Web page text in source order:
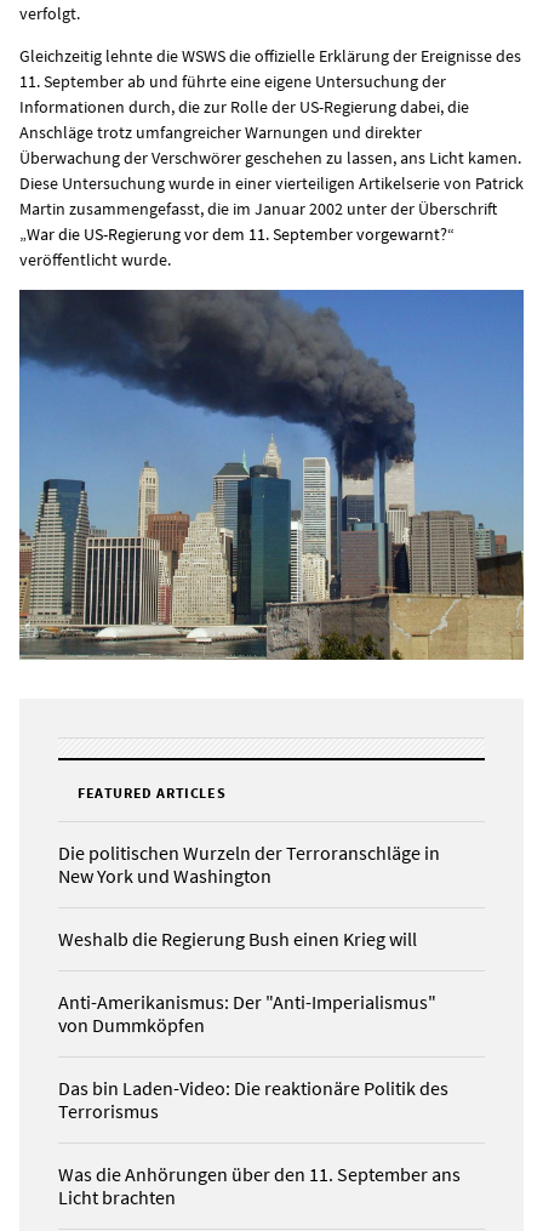
verfolgt.
Gleichzeitig lehnte die WSWS die offizielle Erklärung der Ereignisse des
11. September ab und führte eine eigene Untersuchung der
Informationen durch, die zur Rolle der US-Regierung dabei, die
Anschläge trotz umfangreicher Warnungen und direkter
Überwachung der Verschwörer geschehen zu lassen, ans Licht kamen.
Diese Untersuchung wurde in einer vierteiligen Artikelserie von Patrick
Martin zusammengefasst, die im Januar 2002 unter der Überschrift
„War die US-Regierung vor dem 11. September vorgewarnt?“
veröffentlicht wurde.
FEATURED ARTICLES
Die politischen Wurzeln der Terroranschläge in
New York und Washington
Weshalb die Regierung Bush einen Krieg will
Anti-Amerikanismus: Der "Anti-Imperialismus"
von Dummköpfen
Das bin Laden-Video: Die reaktionäre Politik des
Terrorismus
Was die Anhörungen über den 11. September ans
Licht brachten